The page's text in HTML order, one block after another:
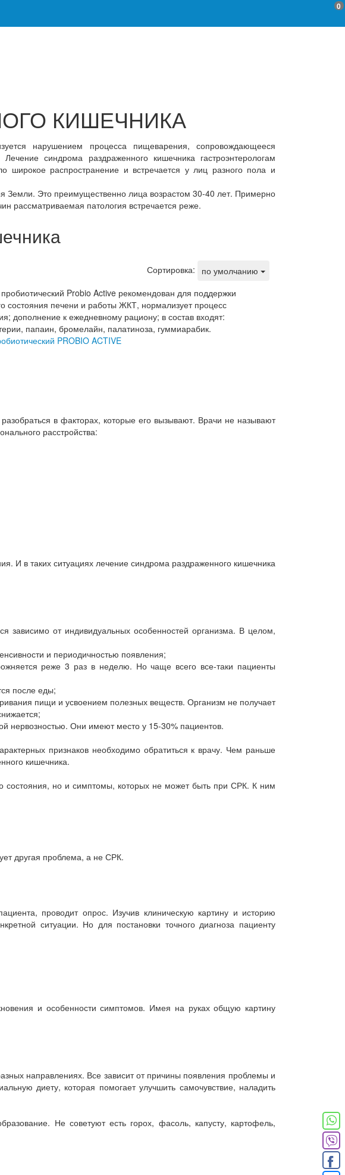
0
КИШЕЧНИКА
нарушением процесса пищеварения, сопровождающееся
синдрома раздраженного кишечника гастроэнтерологам
широкое распространение и встречается у лиц разного пола и
Земли. Это преимущественно лица возрастом 30-40 лет. Примерно
патология встречается реже.
Сортировка: по умолчанию
PROBIO ACTIVE
в факторах, которые его вызывают. Врачи не называют
расстройства:
И в таких ситуациях лечение синдрома раздраженного кишечника
зависимо от индивидуальных особенностей организма. В целом,
и периодичностью появления;
реже 3 раз в неделю. Но чаще всего все-таки пациенты
после еды;
пищи и усвоением полезных веществ. Организм не получает
нервозностью. Они имеют место у 15-30% пациентов.
признаков необходимо обратиться к врачу. Чем раньше
кишечника.
состояния, но и симптомы, которых не может быть при СРК. К ним
другая проблема, а не СРК.
проводит опрос. Изучив клиническую картину и историю
ситуации. Но для постановки точного диагноза пациенту
и особенности симптомов. Имея на руках общую картину
направлениях. Все зависит от причины появления проблемы и
диету, которая помогает улучшить самочувствие, наладить
Не советуют есть горох, фасоль, капусту, картофель,